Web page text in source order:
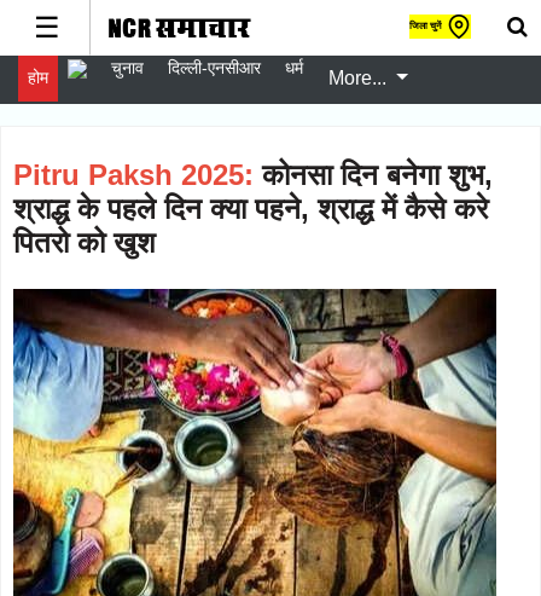
दिल्ली-
एनसीआर
Follow
धर्म Follow
स्वास्थ्य Follow
मौसम Follow
☰ जिला चुनें
होम चुनाव दिल्ली-एनसीआर धर्म More...
Pitru Paksh 2025: कोनसा दिन बनेगा शुभ,
श्राद्ध के पहले दिन क्या पहने, श्राद्ध में कैसे करे
पितरो को खुश